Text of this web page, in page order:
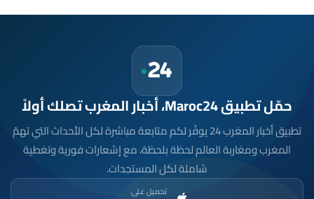
حمّل تطبيق Maroc24، أخبار المغرب تصلك أولاً
تطبيق أخبار المغرب 24 يوفّر لكم متابعة مباشرة لكل الأحداث التي تهمّ
المغرب ومغاربة العالم لحظة بلحظة، مع إشعارات فورية وتغطية
شاملة لكل المستجدات.
تحميل على